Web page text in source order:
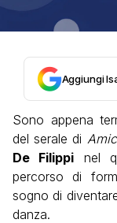
Aggiungi
Sono appena
del serale di
De Filippi nel
percorso di
sogno di
danza.